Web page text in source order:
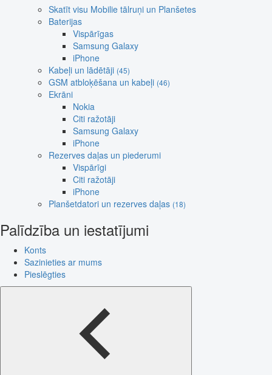
Skatīt visu Mobilie tālruņi un Planšetes
Baterijas
Vispārīgas
Samsung Galaxy
iPhone
Kabeļi un lādētāji (45)
GSM atbloķēšana un kabeļi (46)
Ekrāni
Nokia
Citi ražotāji
Samsung Galaxy
iPhone
Rezerves daļas un piederumi
Vispārīgi
Citi ražotāji
iPhone
Planšetdatori un rezerves daļas (18)
Palīdzība un iestatījumi
Konts
Sazinieties ar mums
Pieslēgties